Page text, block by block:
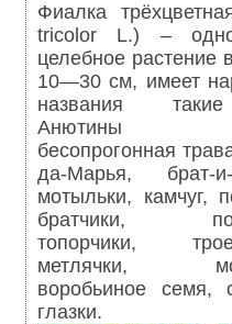
Фиалка
tricolor L.) –
целебное растение
10—30 см, имеет
названия
Анютины
бесопрогонная
да-Марья, брат-и-
мотыльки, камчуг,
братчики,
топорчики,
метлячки,
воробьиное семя,
глазки.